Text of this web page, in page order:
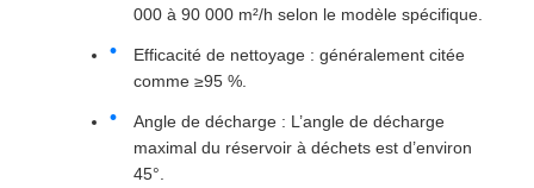
000 à 90 000 m²/h selon le modèle spécifique.
Efficacité de nettoyage : généralement citée
comme ≥95 %.
Angle de décharge : L’angle de décharge
maximal du réservoir à déchets est d’environ
45°.